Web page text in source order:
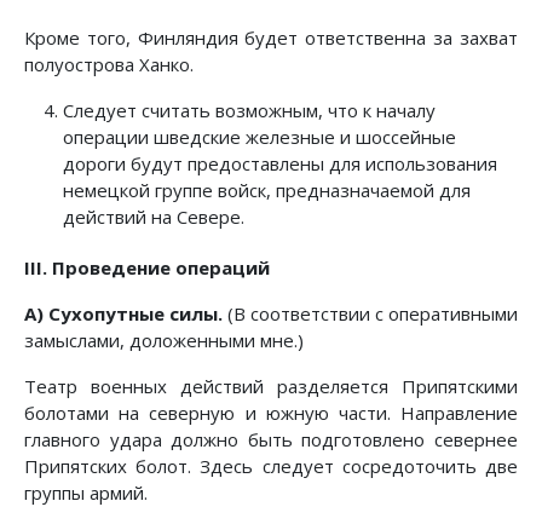
Кроме того, Финляндия будет ответственна за захват
полуострова Ханко.
Следует считать возможным, что к началу
операции шведские железные и шоссейные
дороги будут предоставлены для использования
немецкой группе войск, предназначаемой для
действий на Севере.
III. Проведение операций
А) Сухопутные силы. (В соответствии с оперативными
замыслами, доложенными мне.)
Театр военных действий разделяется Припятскими
болотами на северную и южную части. Направление
главного удара должно быть подготовлено севернее
Припятских болот. Здесь следует сосредоточить две
группы армий.